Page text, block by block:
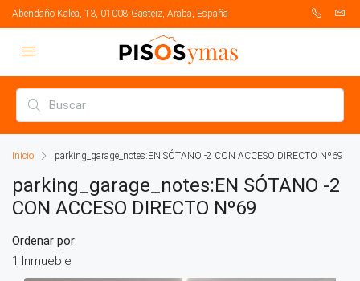
Abendaño Kalea, 13, 01008 Gasteiz, Araba, España
Inicio parking_garage_notes:EN SÓTANO -2 CON ACCESO DIRECTO Nº69
parking_garage_notes:EN SÓTANO -2
CON ACCESO DIRECTO Nº69
1 Inmueble
Ordenar por: